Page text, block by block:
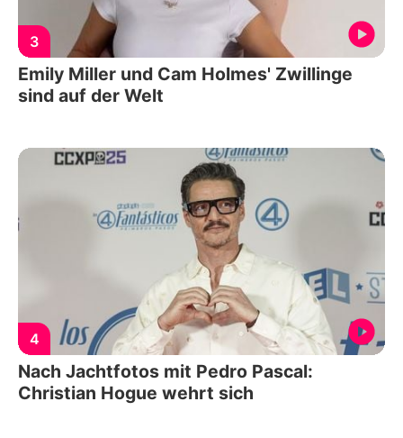
3
Emily Miller und Cam Holmes' Zwillinge
sind auf der Welt
4
Nach Jachtfotos mit Pedro Pascal:
Christian Hogue wehrt sich